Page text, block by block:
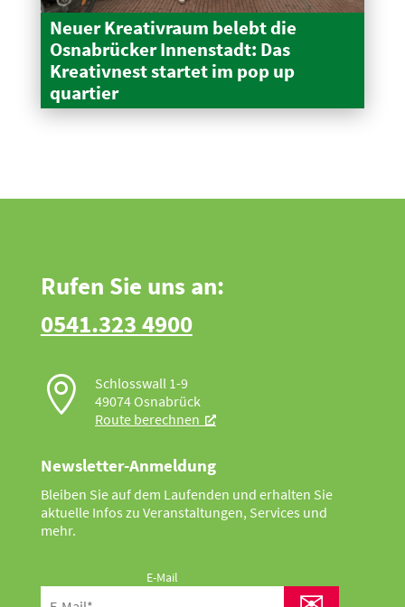
Neuer Kreativraum belebt die
Osnabrücker Innen­stadt: Das
Kreativnest startet im pop up
quartier
Rufen Sie uns an:
0541.323 4900

Schlosswall 1-9
49074 Osnabrück
Route berechnen
Newsletter-Anmeldung
Bleiben Sie auf dem Laufenden und erhalten Sie
aktuelle Infos zu Veranstaltungen, Services und
mehr.
E-Mail